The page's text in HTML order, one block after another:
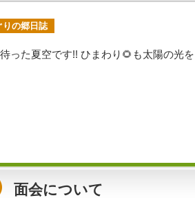
りの郷日誌
った夏空です!! ひまわり🌻も太陽の光
面会について